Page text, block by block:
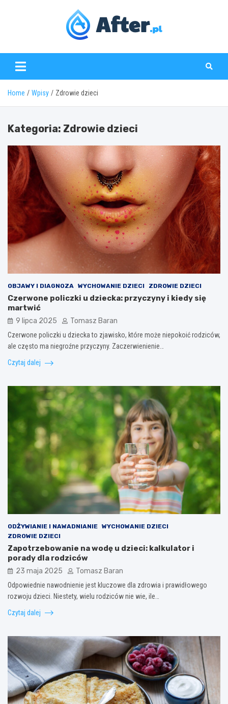
www.after.pl
Home Wpisy Zdrowie dzieci
Kategoria: Zdrowie dzieci
OBJAWY I DIAGNOZA WYCHOWANIE DZIECI ZDROWIE DZIECI
Czerwone policzki u dziecka: przyczyny i kiedy się
martwić
9 lipca 2025 Tomasz Baran
Czerwone policzki u dziecka to zjawisko, które może niepokoić rodziców,
ale często ma niegroźne przyczyny. Zaczerwienienie…
Czytaj dalej
ODŻYWIANIE I NAWADNIANIE WYCHOWANIE DZIECI
ZDROWIE DZIECI
Zapotrzebowanie na wodę u dzieci: kalkulator i
porady dla rodziców
23 maja 2025 Tomasz Baran
Odpowiednie nawodnienie jest kluczowe dla zdrowia i prawidłowego
rozwoju dzieci. Niestety, wielu rodziców nie wie, ile…
Czytaj dalej